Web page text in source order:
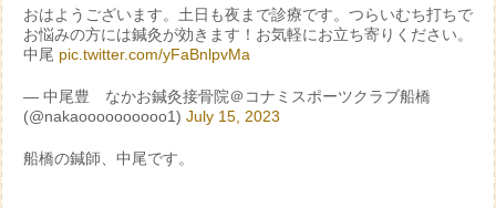
おはようございます。土日も夜まで診療です。つらいむち打ちで
お悩みの方には鍼灸が効きます！お気軽にお立ち寄りください。
中尾 pic.twitter.com/yFaBnlpvMa
— 中尾豊 なかお鍼灸接骨院＠コナミスポーツクラブ船橋
(@nakaoooooooooo1) July 15, 2023
船橋の鍼師、中尾です。